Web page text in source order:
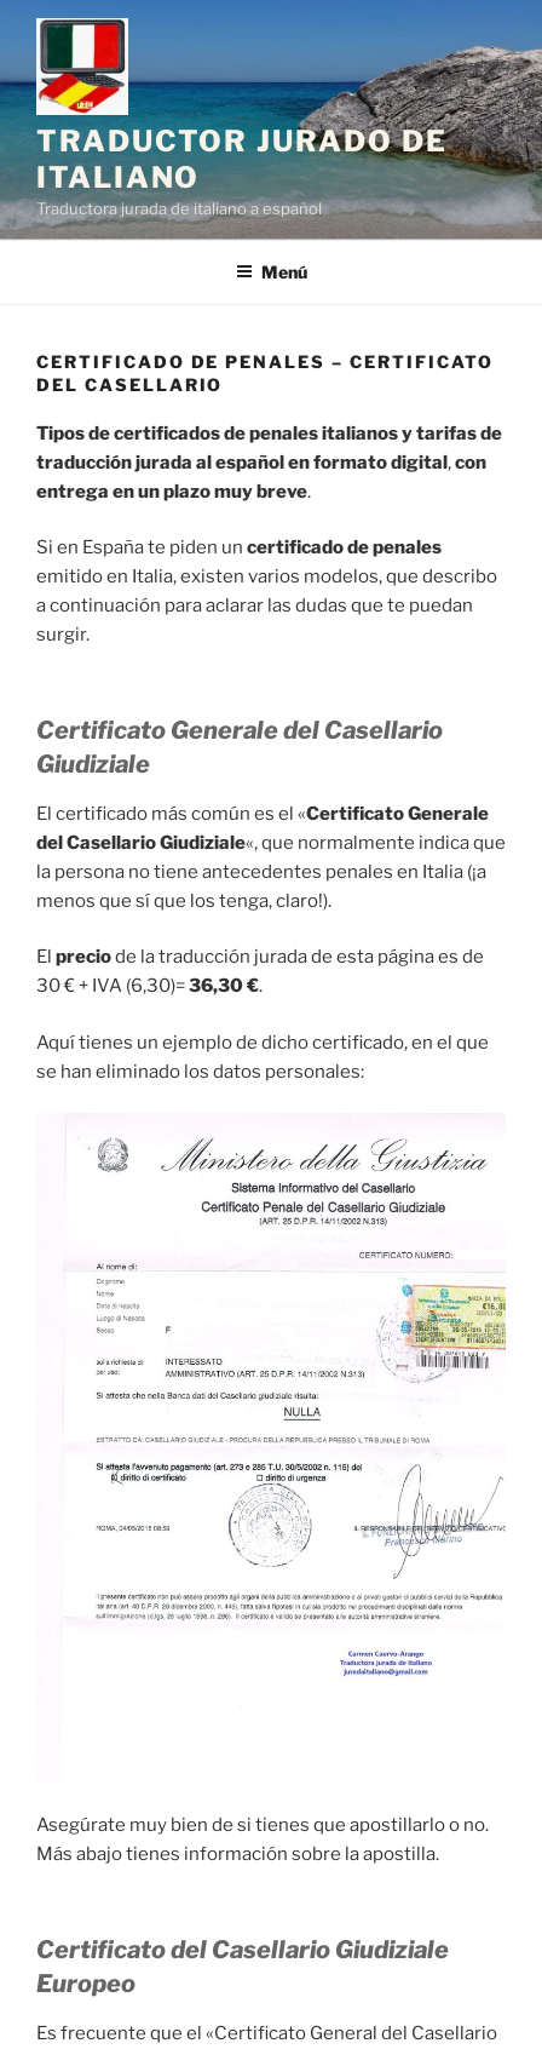
Saltar
contenido
TRADUCTOR JURADO DE
ITALIANO
Traductora jurada de italiano a español
Menú
CERTIFICADO DE PENALES – CERTIFICATO
DEL CASELLARIO
Tipos de certificados de penales italianos y tarifas de
traducción jurada al español en formato digital,con
entrega en un plazo muy breve.
Si en España te piden un certificado de penales
emitido en Italia, existen varios modelos, que describo
a continuación para aclarar las dudas que te puedan
surgir.
Certificato Generale del Casellario
Giudiziale
El certificado más común es el «Certificato Generale
del Casellario Giudiziale«, que normalmente indica que
la persona no tiene antecedentes penales en Italia (¡a
menos que sí que los tenga, claro!).
El preciode la traducción jurada de esta página es de
30 € + IVA (6,30)=36,30 €.
Aquí tienes un ejemplo de dicho certificado, en el que
se han eliminado los datos personales:
Asegúrate muy bien de si tienes que apostillarlo o no.
Más abajo tienes información sobre la apostilla.
Certificato del Casellario Giudiziale
Europeo
Es frecuente que el «Certificato General del Casellario